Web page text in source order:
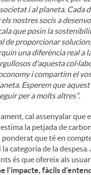
i al planeta. Cada
nostres socis a
que posin la
de proporcionar
una diferència real a
d'aquesta
i compartim el
Esperem que
per a molts altres”.
cal assenyalar que
la petjada de
que té en
categoria de la despesa.
és que ofereix als
l'impacte, fàcils